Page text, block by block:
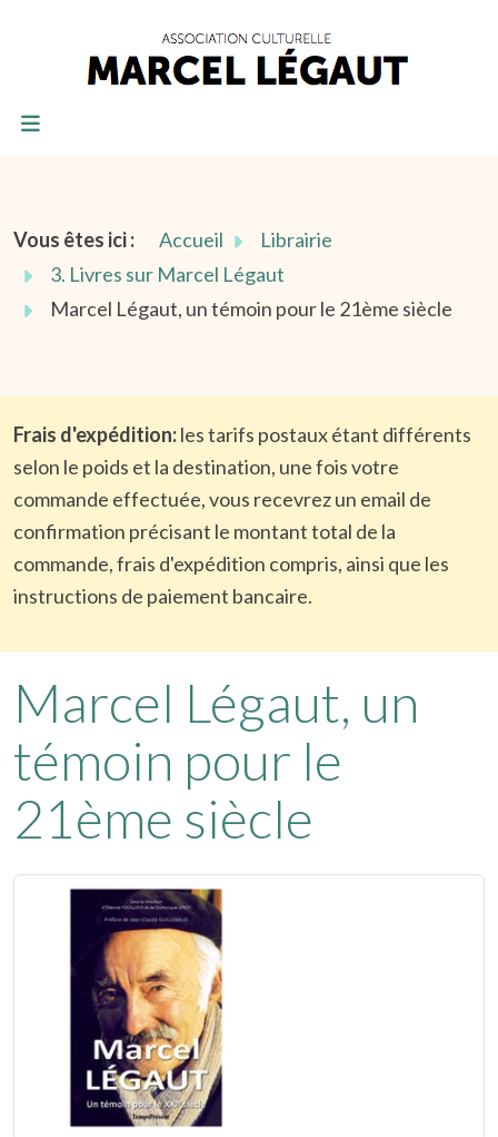
Vous êtes ici : Accueil
Librairie
3. Livres sur Marcel Légaut
Marcel Légaut, un témoin pour le 21ème siècle
Frais d'expédition:les tarifs postaux étant différents
selon le poids et la destination, une fois votre
commande effectuée, vous recevrez un email de
confirmation précisant le montant total de la
commande, frais d'expédition compris, ainsi que les
instructions de paiement bancaire.
Marcel Légaut, un
témoin pour le
21ème siècle